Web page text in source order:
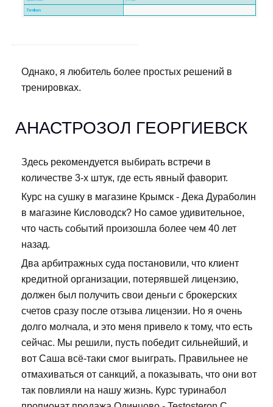
Однако, я любитель более простых решений в
тренировках.
АНАСТРОЗОЛ ГЕОРГИЕВСК
Здесь рекомендуется выбирать встречи в
количестве 3-х штук, где есть явный фаворит.
Курс на сушку в магазине Крымск - Дека Дураболин
в магазине Кисловодск? Но самое удивительное,
что часть событий произошла более чем 40 лет
назад.
Два арбитражных суда постановили, что клиент
кредитной организации, потерявшей лицензию,
должен был получить свои деньги с брокерских
счетов сразу после отзыва лицензии. Но я очень
долго молчала, и это меня привело к тому, что есть
сейчас. Мы решили, пусть победит сильнейший, и
вот Саша всё-таки смог выиграть. Правильнее не
отмахиваться от санкций, а показывать, что они вот
так повлияли на нашу жизнь. Курс туринабол